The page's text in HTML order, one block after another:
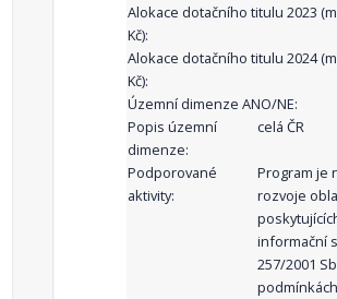
Alokace dotačního titulu 2023
Kč):
Alokace dotačního titulu 2024
Kč):
Územní dimenze ANO/NE:
Popis územní
dimenze:
celá ČR
Podporované
aktivity:
Program je
rozvoje
informační
257/2001